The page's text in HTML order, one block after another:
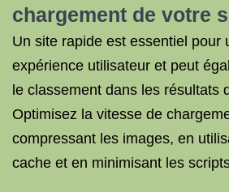
chargement de votre
Un site rapide est essentiel pour
expérience utilisateur et peut
le classement dans les résultats
Optimisez la vitesse de
compressant les images, en
cache et en minimisant les